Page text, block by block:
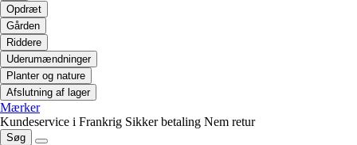
Opdræt
Gården
Riddere
Uderumændninger
Planter og nature
Afslutning af lager
Mærker
Kundeservice i Frankrig Sikker betaling Nem retur
Søg